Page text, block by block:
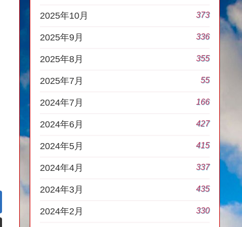
2025年10月 373
2025年9月 336
2025年8月 355
2025年7月 55
2024年7月 166
2024年6月 427
2024年5月 415
2024年4月 337
2024年3月 435
2024年2月 330